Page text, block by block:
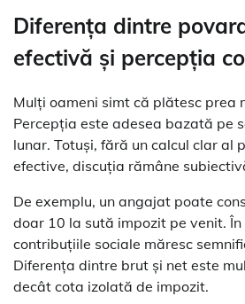
Diferența dintre
efectivă și percepția
Mulți oameni simt că plătesc prea
Percepția este adesea bazată pe
lunar. Totuși, fără un calcul clar al
efective, discuția rămâne
De exemplu, un angajat poate
doar 10 la sută impozit pe venit.
contribuțiile sociale măresc
Diferența dintre brut și net este
decât cota izolată de impozit.